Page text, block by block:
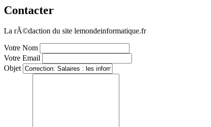
Contacter
La rÃ©daction du site lemondeinformatique.fr
Votre Nom
Votre Email
Objet